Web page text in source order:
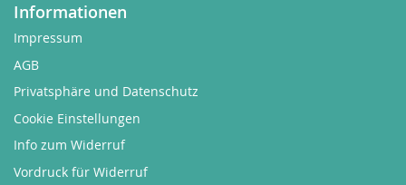
Informationen
Impressum
AGB
Privatsphäre und Datenschutz
Cookie Einstellungen
Info zum Widerruf
Vordruck für Widerruf